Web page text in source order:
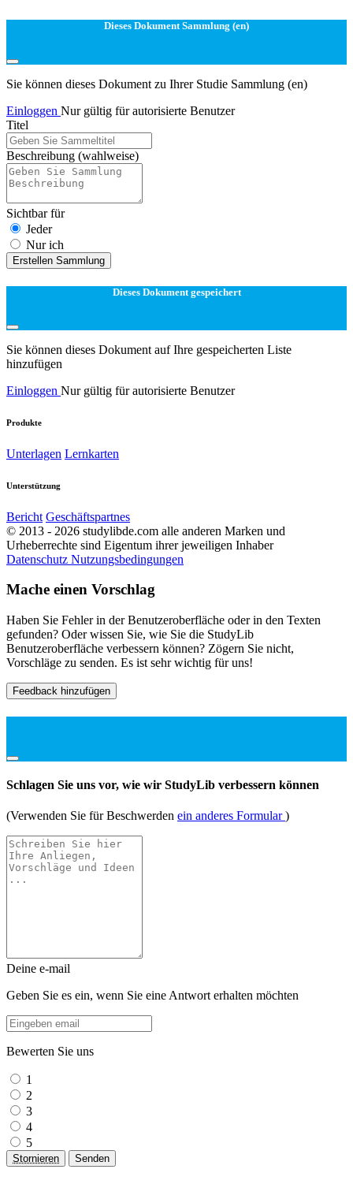
Dieses Dokument Sammlung (en)
Sie können dieses Dokument zu Ihrer Studie Sammlung (en)
Einloggen Nur gültig für autorisierte Benutzer
Titel
Beschreibung (wahlweise)
Sichtbar für
Jeder
Nur ich
Erstellen Sammlung
Dieses Dokument gespeichert
Sie können dieses Dokument auf Ihre gespeicherten Liste
hinzufügen
Einloggen Nur gültig für autorisierte Benutzer
Produkte
Unterlagen Lernkarten
Unterstützung
Bericht Geschäftspartnes
© 2013 - 2026 studylibde.com alle anderen Marken und
Urheberrechte sind Eigentum ihrer jeweiligen Inhaber
Datenschutz Nutzungsbedingungen
Mache einen Vorschlag
Haben Sie Fehler in der Benutzeroberfläche oder in den Texten
gefunden? Oder wissen Sie, wie Sie die StudyLib
Benutzeroberfläche verbessern können? Zögern Sie nicht,
Vorschläge zu senden. Es ist sehr wichtig für uns!
Feedback hinzufügen
Schlagen Sie uns vor, wie wir StudyLib verbessern können
(Verwenden Sie für Beschwerden ein anderes Formular)
Deine e-mail
Geben Sie es ein, wenn Sie eine Antwort erhalten möchten
Bewerten Sie uns
1
2
3
4
5
Stornieren Senden